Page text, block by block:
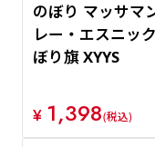
のぼり マッサマ
レー・エスニッ
ぼり旗 XYYS
¥ 1,398(税込)